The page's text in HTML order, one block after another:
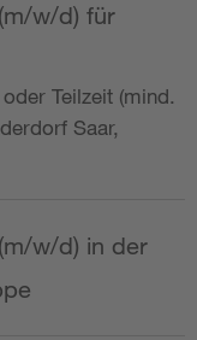
w/d) für
Teilzeit (mind.
Saar,
w/d) in der